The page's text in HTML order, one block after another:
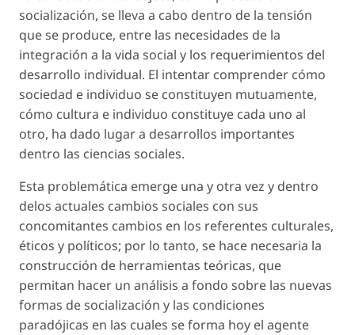
socialización, se lleva a cabo dentro de la tensión
que se produce, entre las necesidades de la
integración a la vida social y los requerimientos del
desarrollo individual. El intentar comprender cómo
sociedad e individuo se constituyen mutuamente,
cómo cultura e individuo constituye cada uno al
otro, ha dado lugar a desarrollos importantes
dentro las ciencias sociales.
Esta problemática emerge una y otra vez y dentro
delos actuales cambios sociales con sus
concomitantes cambios en los referentes culturales,
éticos y políticos; por lo tanto, se hace necesaria la
construcción de herramientas teóricas, que
permitan hacer un análisis a fondo sobre las nuevas
formas de socialización y las condiciones
paradójicas en las cuales se forma hoy el agente